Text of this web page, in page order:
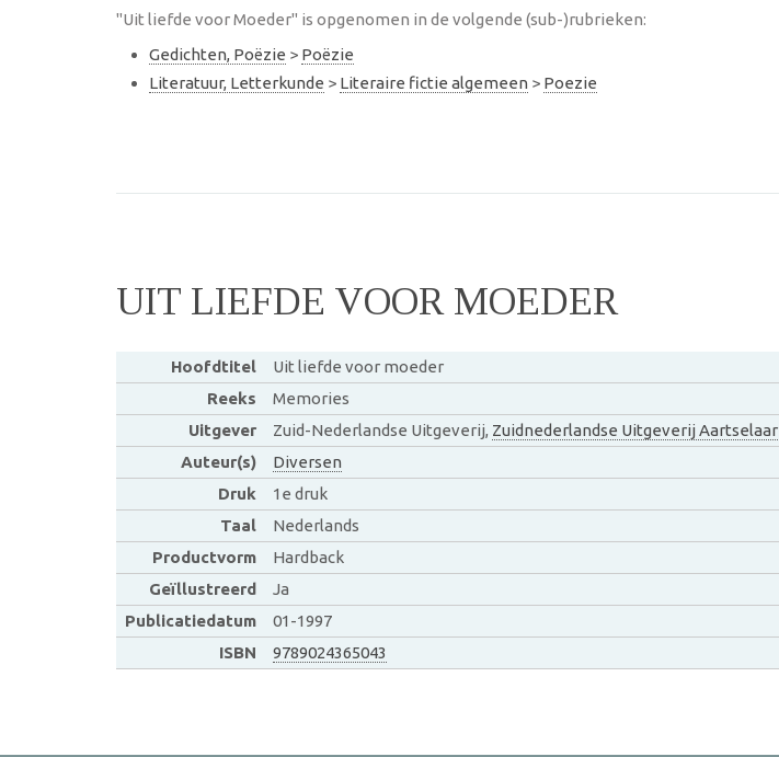
"Uit liefde voor Moeder" is opgenomen in de volgende (sub-)rubrieken:
Gedichten, Poëzie > Poëzie
Literatuur, Letterkunde > Literaire fictie algemeen > Poezie
UIT LIEFDE VOOR MOEDER
Hoofdtitel
Uit liefde voor moeder
Reeks
Memories
Uitgever
Zuid-Nederlandse Uitgeverij, Zuidnederlandse Uitgeverij Aartselaar
Auteur(s)
Diversen
Druk
1e druk
Taal
Nederlands
Productvorm
Hardback
Geïllustreerd
Ja
Publicatiedatum
01-1997
ISBN
9789024365043